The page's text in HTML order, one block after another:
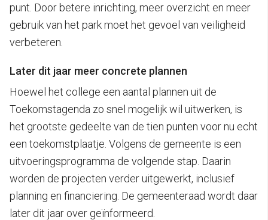
punt. Door betere inrichting, meer overzicht en meer
gebruik van het park moet het gevoel van veiligheid
verbeteren.
Later dit jaar meer concrete plannen
Hoewel het college een aantal plannen uit de
Toekomstagenda zo snel mogelijk wil uitwerken, is
het grootste gedeelte van de tien punten voor nu echt
een toekomstplaatje. Volgens de gemeente is een
uitvoeringsprogramma de volgende stap. Daarin
worden de projecten verder uitgewerkt, inclusief
planning en financiering. De gemeenteraad wordt daar
later dit jaar over geïnformeerd.